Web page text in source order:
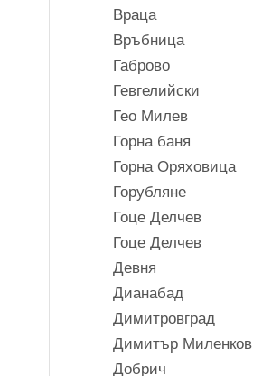
Враца
Връбница
Габрово
Гевгелийски
Гео Милев
Горна баня
Горна Оряховица
Горубляне
Гоце Делчев
Гоце Делчев
Девня
Дианабад
Димитровград
Димитър Миленков
Добрич